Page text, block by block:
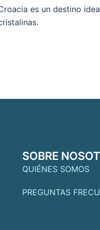
es un destino
SOBRE
QUIÉNES SOMOS
PREGUNTAS